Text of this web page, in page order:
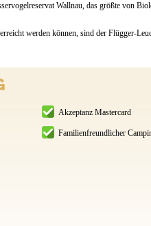
Wallnau, das größte von
werden können, sind der Flügger-
Akzeptanz Mastercard
Familienfreundlicher